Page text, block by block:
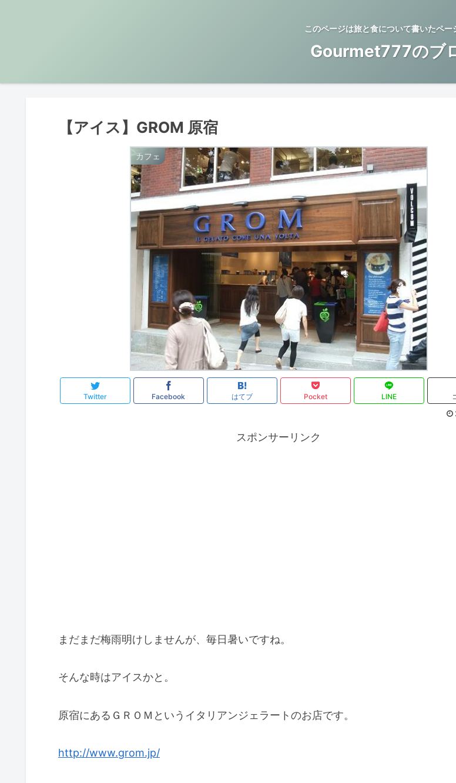
このページは旅と食について書いたペー
Gourmet777のブ
【アイス】GROM 原宿
カフェ
Twitter Facebook はてブ Pocket LINE
スポンサーリンク
まだまだ梅雨明けしませんが、毎日暑いですね。
そんな時はアイスかと。
原宿にあるＧＲＯＭというイタリアンジェラートのお店です。
http://www.grom.jp/